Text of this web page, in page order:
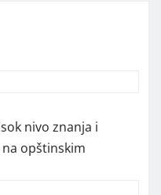
nivo znanja i
opštinskim